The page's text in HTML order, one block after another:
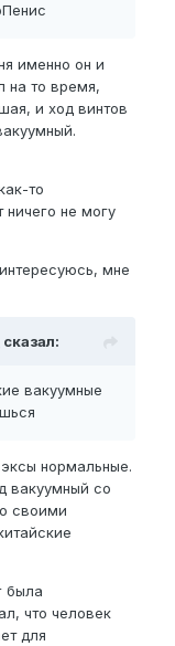
именно он и
на то время,
и ход винтов
то
ничего не могу
мне
вакуумные
нормальные.
вакуумный со
своими
была
что человек
для